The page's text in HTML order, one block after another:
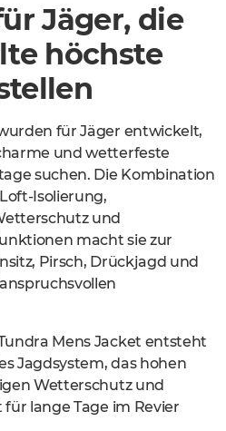
Jäger, die
höchste
für Jäger entwickelt,
und wetterfeste
suchen. Die Kombination
Isolierung,
und
macht sie zur
Pirsch, Drückjagd und
Mens Jacket entsteht
Jagdsystem, das hohen
Wetterschutz und
lange Tage im Revier